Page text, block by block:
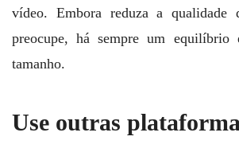
vídeo. Embora reduza a qualidade
preocupe, há sempre um equilíbrio
tamanho.
Use outras